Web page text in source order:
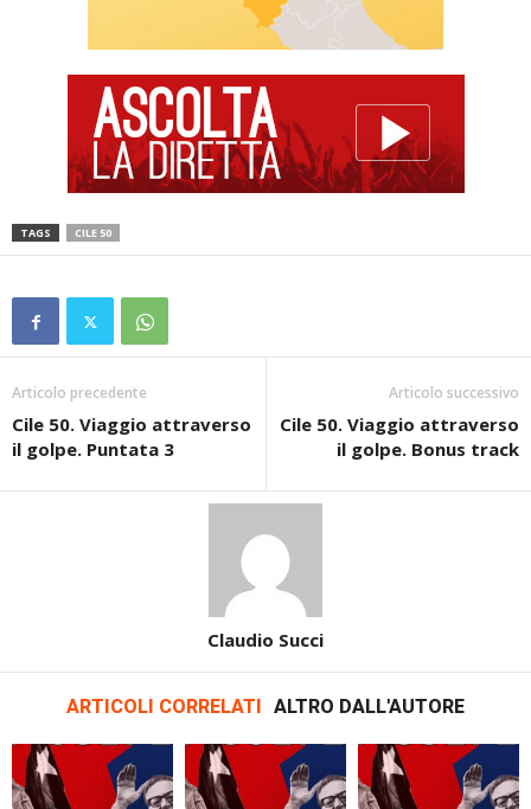
TAGS CILE 50
Articolo precedente
Cile 50. Viaggio attraverso
il golpe. Puntata 3
Articolo successivo
Cile 50. Viaggio attraverso
il golpe. Bonus track
Claudio Succi
ARTICOLI CORRELATI ALTRO DALL'AUTORE